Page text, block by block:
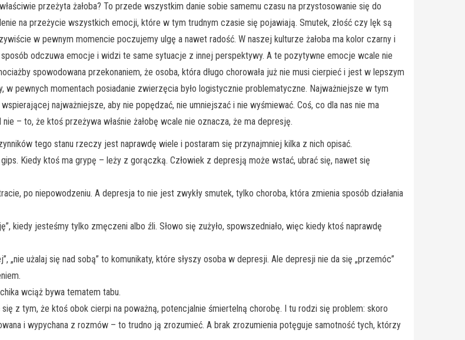
przeżyta żałoba? To przede wszystkim danie sobie samemu czasu na przystosowanie się do
na przeżycie wszystkich emocji, które w tym trudnym czasie się pojawiają. Smutek, złość czy lęk są
w pewnym momencie poczujemy ulgę a nawet radość. W naszej kulturze żałoba ma kolor czarny i
odczuwa emocje i widzi te same sytuacje z innej perspektywy. A te pozytywne emocje wcale nie
spowodowana przekonaniem, że osoba, która długo chorowała już nie musi cierpieć i jest w lepszym
w pewnych momentach posiadanie zwierzęcia było logistycznie problematyczne. Najważniejsze w tym
najważniejsze, aby nie popędzać, nie umniejszać i nie wyśmiewać. Coś, co dla nas nie ma
– to, że ktoś przeżywa właśnie żałobę wcale nie oznacza, że ma depresję.
tego stanu rzeczy jest naprawdę wiele i postaram się przynajmniej kilka z nich opisać.
Kiedy ktoś ma grypę – leży z gorączką. Człowiek z depresją może wstać, ubrać się, nawet się
po niepowodzeniu. A depresja to nie jest zwykły smutek, tylko choroba, która zmienia sposób działania
kiedy jesteśmy tylko zmęczeni albo źli. Słowo się zużyło, spowszedniało, więc kiedy ktoś naprawdę
„nie użalaj się nad sobą” to komunikaty, które słyszy osoba w depresji. Ale depresji nie da się „przemóc”
wciąż bywa tematem tabu.
z tym, że ktoś obok cierpi na poważną, potencjalnie śmiertelną chorobę. I tu rodzi się problem: skoro
i wypychana z rozmów – to trudno ją zrozumieć. A brak zrozumienia potęguje samotność tych, którzy